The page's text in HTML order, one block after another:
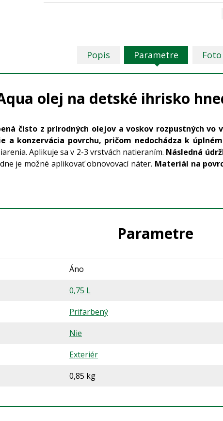
Popis Parametre Foto
olej na detské ihrisko
čisto z prírodných olejov a voskov rozpustných vo
a konzervácia povrchu, pričom nedochádza k
Aplikuje sa v 2-3 vrstvách natieraním. Následná
je možné aplikovať obnovovací náter. Materiál na
Parametre
Áno
0,75 L
Prifarbený
Nie
Exteriér
0,85 kg